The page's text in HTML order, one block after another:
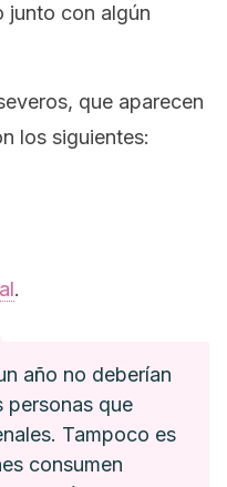
junto con algún
que aparecen
los siguientes:
.
año no deberían
personas que
Tampoco es
consumen